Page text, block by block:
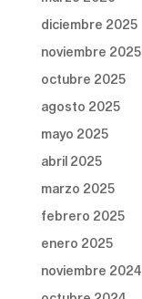
diciembre 2025
noviembre 2025
octubre 2025
agosto 2025
mayo 2025
abril 2025
marzo 2025
febrero 2025
enero 2025
noviembre 2024